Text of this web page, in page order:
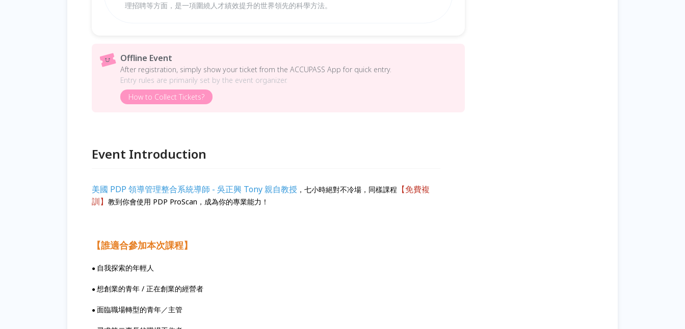
理招聘等方面，是一項圍繞人才績效提升的世界領先的科學方法。
Offline Event
After registration, simply show your ticket from the ACCUPASS App for quick entry.
Entry rules are primarily set by the event organizer.
How to Collect Tickets?
Event Introduction
美國 PDP 領導管理整合系統導師 - 吳正興 Tony 親自教授 ，七小時絕對不冷場，同樣課程 【免費複
訓】 教到你會使用 PDP ProScan，成為你的專業能力！
【誰適合參加本次課程】
● 自我探索的年輕人
●想創業的青年 / 正在創業的經營者
●面臨職場轉型的青年／主管